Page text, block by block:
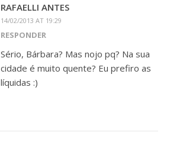
RAFAELLI ANTES
14/02/2013 AT 19:29
RESPONDER
Sério, Bárbara? Mas nojo pq? Na sua
cidade é muito quente? Eu prefiro as
líquidas :)